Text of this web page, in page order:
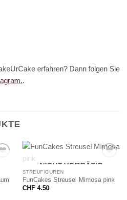
erfahren? Dann folgen Sie
.
NICHT VORRÄTIG
STREUFIGUREN
FunCakes Streusel Mimosa pink
CHF4.50